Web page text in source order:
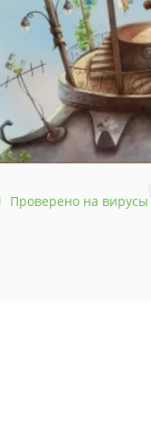
Проверено на вирусы